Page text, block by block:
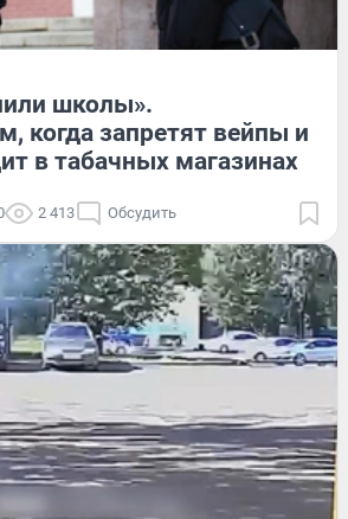
школы».
когда запретят вейпы и
в табачных магазинах
2 413 Обсудить